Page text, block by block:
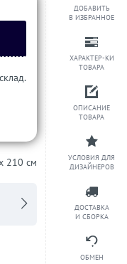
ДОБАВИТЬ
В ИЗБРАННОЕ
ХАРАКТЕР-КИ
ТОВАРА
ОПИСАНИЕ
ТОВАРА
УСЛОВИЯ ДЛЯ
ДИЗАЙНЕРОВ
ДОСТАВКА
И СБОРКА
ОБМЕН
210 см